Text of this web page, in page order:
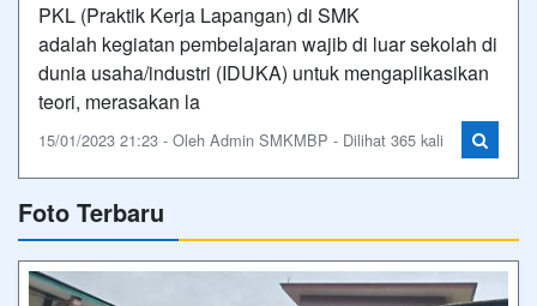
PKL (Praktik Kerja Lapangan) di SMK
adalah kegiatan pembelajaran wajib di luar sekolah di
dunia usaha/industri (IDUKA) untuk mengaplikasikan
teori, merasakan la
15/01/2023 21:23 - Oleh Admin SMKMBP - Dilihat 365 kali
Foto Terbaru